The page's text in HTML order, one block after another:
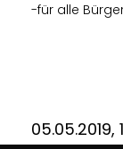
-für alle
05.05.2019,